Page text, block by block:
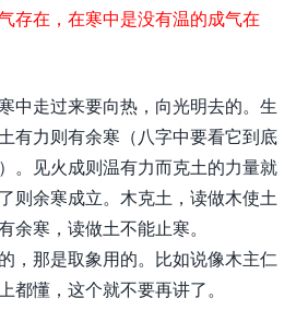
存在，在寒中是没有温的成气在
中走过来要向热，向光明去的。生
有力则有余寒（八字中要看它到底
。见火成则温有力而克土的力量就
则余寒成立。木克土，读做木使土
余寒，读做土不能止寒。
，那是取象用的。比如说像木主仁
都懂，这个就不要再讲了。